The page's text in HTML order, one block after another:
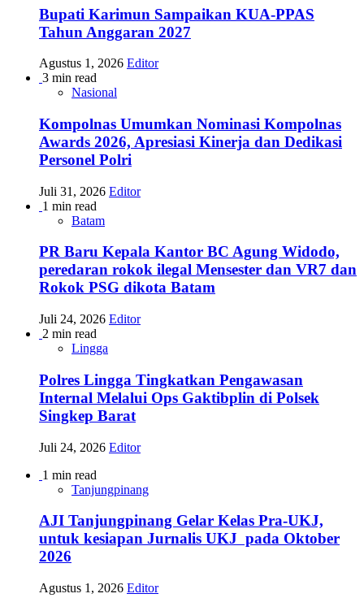
Bupati Karimun Sampaikan KUA-PPAS
Tahun Anggaran 2027
Agustus 1, 2026 Editor
3 min read
Nasional
Kompolnas Umumkan Nominasi Kompolnas
Awards 2026, Apresiasi Kinerja dan Dedikasi
Personel Polri
Juli 31, 2026 Editor
1 min read
Batam
PR Baru Kepala Kantor BC Agung Widodo,
peredaran rokok ilegal Mensester dan VR7 dan
Rokok PSG dikota Batam
Juli 24, 2026 Editor
2 min read
Lingga
Polres Lingga Tingkatkan Pengawasan
Internal Melalui Ops Gaktibplin di Polsek
Singkep Barat
Juli 24, 2026 Editor
1 min read
Tanjungpinang
AJI Tanjungpinang Gelar Kelas Pra-UKJ,
untuk kesiapan Jurnalis UKJ pada Oktober
2026
Agustus 1, 2026 Editor